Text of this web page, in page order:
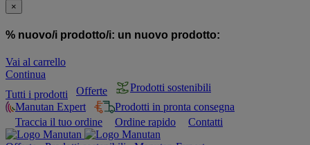
×
% nuovo/i prodotto/i: un nuovo prodotto:
Vai al carrello
Continua
Tutti i prodotti
Offerte
Prodotti sostenibili
Manutan Expert
Prodotti in pronta consegna
Traccia il tuo ordine
Ordine rapido Contatti